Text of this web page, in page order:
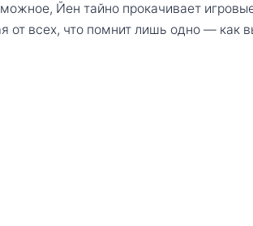
Йен тайно прокачивает
от всех, что помнит лишь одно — как